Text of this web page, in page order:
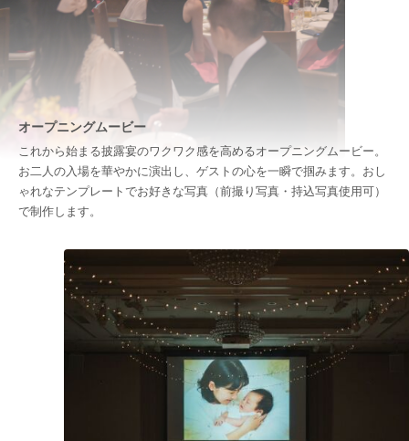
オープニングムービー
これから始まる披露宴のワクワク感を高めるオープニングムービー。
お二人の入場を華やかに演出し、ゲストの心を一瞬で掴みます。おし
ゃれなテンプレートでお好きな写真（前撮り写真・持込写真使用可）
で制作します。